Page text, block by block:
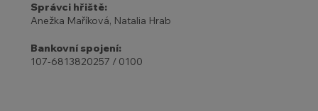
Správci hřiště:
Anežka Maříková, Natalia Hrab
Bankovní spojení:
107-6813820257 / 0100